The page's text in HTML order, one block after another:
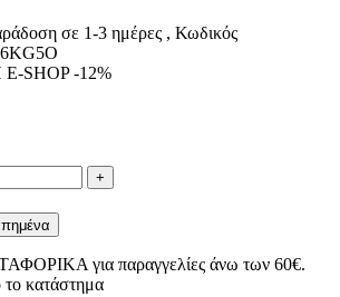
σε 1-3 ημέρες , Κωδικός
SHOP -12%
+
για παραγγελίες άνω των 60€.
κατάστημα